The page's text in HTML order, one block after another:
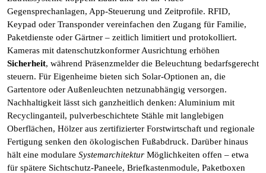
Gegensprechanlagen, App-Steuerung und Zeitprofile. RFID,
Keypad oder Transponder vereinfachen den Zugang für Familie,
Paketdienste oder Gärtner – zeitlich limitiert und protokolliert.
Kameras mit datenschutzkonformer Ausrichtung erhöhen
Sicherheit, während Präsenzmelder die Beleuchtung bedarfsgerecht
steuern. Für Eigenheime bieten sich Solar-Optionen an, die
Gartentore oder Außenleuchten netzunabhängig versorgen.
Nachhaltigkeit lässt sich ganzheitlich denken: Aluminium mit
Recyclinganteil, pulverbeschichtete Stähle mit langlebigen
Oberflächen, Hölzer aus zertifizierter Forstwirtschaft und regionale
Fertigung senken den ökologischen Fußabdruck. Darüber hinaus
hält eine modulare Systemarchitektur Möglichkeiten offen – etwa
für spätere Sichtschutz-Paneele, Briefkastenmodule, Paketboxen